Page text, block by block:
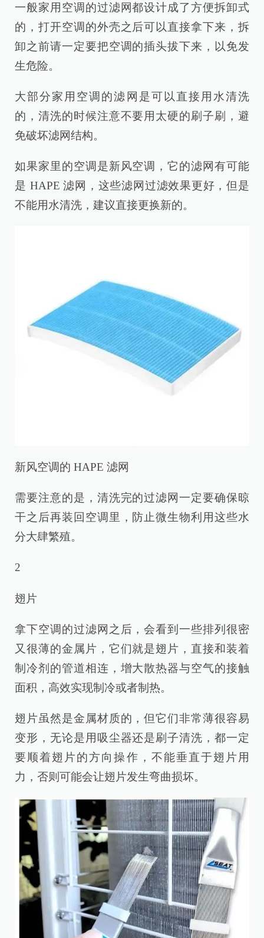
一般家用空调的过滤网都设计成了方便拆卸式
的，打开空调的外壳之后可以直接拿下来，拆
卸之前请一定要把空调的插头拔下来，以免发
生危险。
大部分家用空调的滤网是可以直接用水清洗
的，清洗的时候注意不要用太硬的刷子刷，避
免破坏滤网结构。
如果家里的空调是新风空调，它的滤网有可能
是 HAPE 滤网，这些滤网过滤效果更好，但是
不能用水清洗，建议直接更换新的。
新风空调的 HAPE 滤网
需要注意的是，清洗完的过滤网一定要确保晾
干之后再装回空调里，防止微生物利用这些水
分大肆繁殖。
2
翅片
拿下空调的过滤网之后，会看到一些排列很密
又很薄的金属片，它们就是翅片，直接和装着
制冷剂的管道相连，增大散热器与空气的接触
面积，高效实现制冷或者制热。
翅片虽然是金属材质的，但它们非常薄很容易
变形，无论是用吸尘器还是刷子清洗，都一定
要顺着翅片的方向操作，不能垂直于翅片用
力，否则可能会让翅片发生弯曲损坏。